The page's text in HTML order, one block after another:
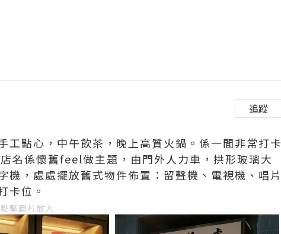
追蹤
工點心，中午飲茶，晚上高質火鍋。係一間非常打卡
名係懷舊feel做主題，由門外人力車，拱形玻璃大
，處處擺放舊式物件佈置：留聲機、電視機、唱片
卡位。
點擊圖片放大